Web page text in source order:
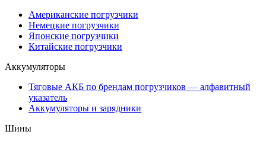
Американские погрузчики
Немецкие погрузчики
Японские погрузчики
Китайские погрузчики
Аккумуляторы
Тяговые АКБ по брендам погрузчиков — алфавитный
указатель
Аккумуляторы и зарядники
Шины